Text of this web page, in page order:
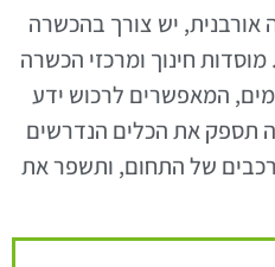
אורבנית, יש צורך בהכשרה
חינוך ומרכזי הכשרה
המאפשרים לרכוש ידע
תספק את הכלים הנדרשים
של התחום, ותשפר את